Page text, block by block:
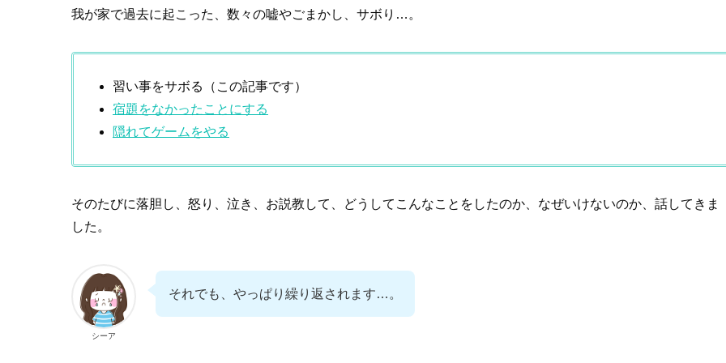
我が家で過去に起こった、数々の嘘やごまかし、サボり…。
習い事をサボる（この記事です）
宿題をなかったことにする
隠れてゲームをやる
そのたびに落胆し、怒り、泣き、お説教して、どうしてこんなことをしたのか、なぜいけないのか、話してきま
した。
シーア
それでも、やっぱり繰り返されます…。